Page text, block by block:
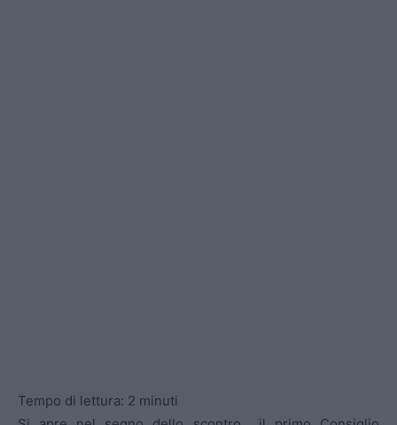
Tempo di lettura: 2 minuti